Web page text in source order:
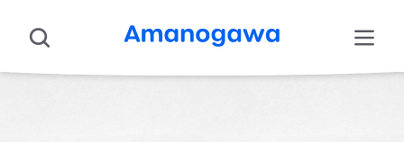
Аніме Про нас Підтримати